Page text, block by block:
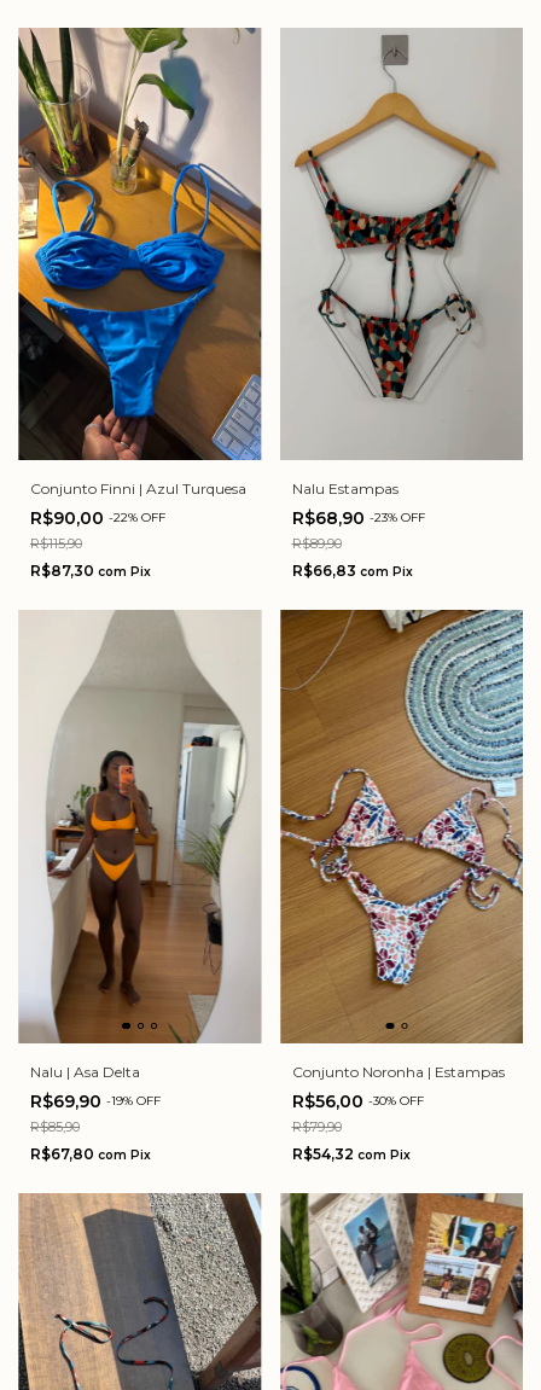
Conjunto Finni | Azul Turquesa
R$90,00 -22% OFF
R$115,90
R$87,30 com Pix
Nalu Estampas
R$68,90 -23% OFF
R$89,90
R$66,83 com Pix
Nalu | Asa Delta
R$69,90 -19% OFF
R$85,90
R$67,80 com Pix
Conjunto Noronha | Estampas
R$56,00 -30% OFF
R$79,90
R$54,32 com Pix